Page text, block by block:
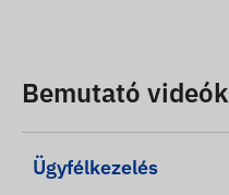
Bemutató videók
Ügyfélkezelés